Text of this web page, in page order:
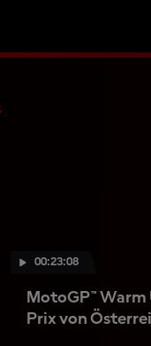
00:23:08
MotoGP™
Prix von